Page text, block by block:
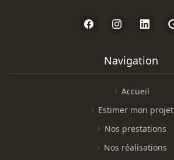
Navigation
Accueil
Estimer mon projet
Nos prestations
Nos réalisations